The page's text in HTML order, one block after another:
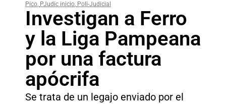
Pico, PJudic inicio, Poli-Judicial
Investigan a Ferro
y la Liga Pampeana
por una factura
apócrifa
Se trata de un legajo enviado por el